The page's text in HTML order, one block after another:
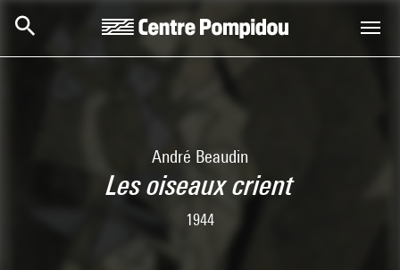
André Beaudin
Les oiseaux crient
1944